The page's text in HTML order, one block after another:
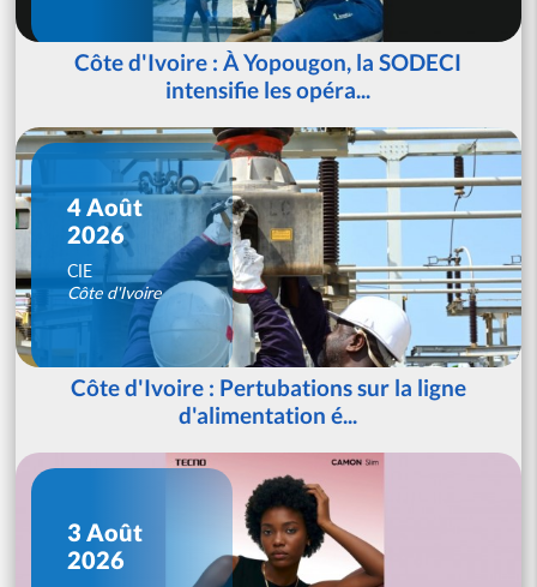
Côte d'Ivoire : À Yopougon, la SODECI
intensifie les opéra...
4 Août
2026
CIE
Côte d'Ivoire
Côte d'Ivoire : Pertubations sur la ligne
d'alimentation é...
3 Août
2026